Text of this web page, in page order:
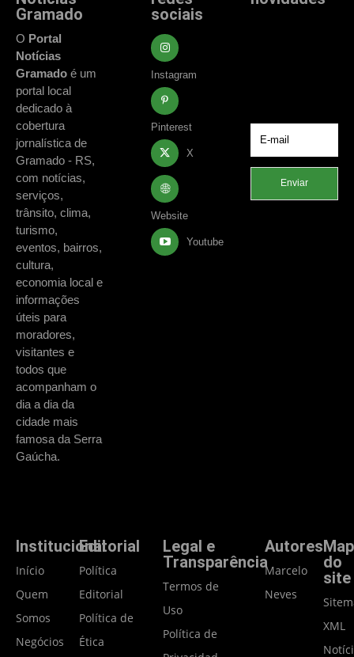
Gramado
O Portal
Notícias
Gramado é um
portal local
dedicado à
cobertura
jornalística de
Gramado - RS,
com notícias,
serviços,
trânsito, clima,
turismo,
eventos, bairros,
cultura,
economia local e
informações
úteis para
moradores,
visitantes e
todos que
acompanham o
dia a dia da
cidade mais
famosa da Serra
Gaúcha.
sociais
Instagram
Pinterest
X
Website
Youtube
Enviar
Institucional
Início
Quem
Somos
Negócios
Editorial
Política
Editorial
Política de
Ética
Legal e
Transparência
Termos de
Uso
Política de
Autores
Marcelo
Neves
do
site
XML